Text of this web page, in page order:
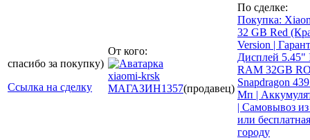
спасибо за покупку)
Ссылка на сделку
От кого:
xiaomi-krsk
МАГАЗИН1357(продавец)
По сделке:
Покупка:
32 GB Red
Version |
Дисплей 5.45"
RAM 32GB
Snapdragon
Мп |
| Самовывоз
или
городу